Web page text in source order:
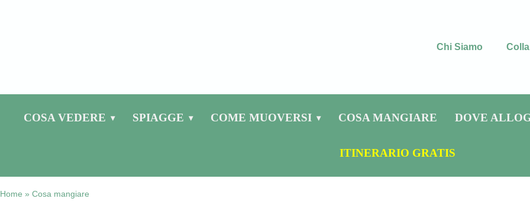
Chi Siamo
COSA VEDERE SPIAGGE COME MUOVERSI COSA MANGIARE DOVE
ITINERARIO GRATIS
Home » Cosa mangiare